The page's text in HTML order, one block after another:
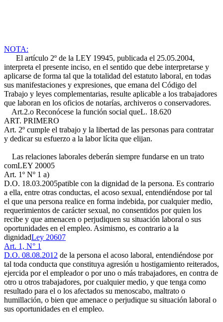
NOTA:
El artículo 2º de la LEY 19945, publicada el 25.05.2004,
interpreta el presente inciso, en el sentido que debe interpretarse y
aplicarse de forma tal que la totalidad del estatuto laboral, en todas
sus manifestaciones y expresiones, que emana del Código del
Trabajo y leyes complementarias, resulte aplicable a los trabajadores
que laboran en los oficios de notarías, archiveros o conservadores.
Art.2.o Reconócese la función social queL. 18.620
ART. PRIMERO
Art. 2º cumple el trabajo y la libertad de las personas para contratar
y dedicar su esfuerzo a la labor lícita que elijan.
Las relaciones laborales deberán siempre fundarse en un trato
comLEY 20005
Art. 1º Nº 1 a)
D.O. 18.03.2005patible con la dignidad de la persona. Es contrario
a ella, entre otras conductas, el acoso sexual, entendiéndose por tal
el que una persona realice en forma indebida, por cualquier medio,
requerimientos de carácter sexual, no consentidos por quien los
recibe y que amenacen o perjudiquen su situación laboral o sus
oportunidades en el empleo. Asimismo, es contrario a la
dignidadLey 20607
Art. 1, N° 1
D.O. 08.08.2012 de la persona el acoso laboral, entendiéndose por
tal toda conducta que constituya agresión u hostigamiento reiterados,
ejercida por el empleador o por uno o más trabajadores, en contra de
otro u otros trabajadores, por cualquier medio, y que tenga como
resultado para el o los afectados su menoscabo, maltrato o
humillación, o bien que amenace o perjudique su situación laboral o
sus oportunidades en el empleo.